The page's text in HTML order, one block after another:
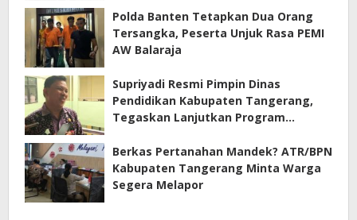
Polda Banten Tetapkan Dua Orang
Tersangka, Peserta Unjuk Rasa PEMI
AW Balaraja
Supriyadi Resmi Pimpin Dinas
Pendidikan Kabupaten Tangerang,
Tegaskan Lanjutkan Program
Berkas Pertanahan Mandek? ATR/BPN
Kabupaten Tangerang Minta Warga
Segera Melapor